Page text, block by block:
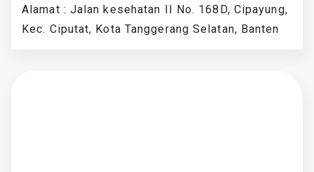
Alamat : Jalan kesehatan II No. 168D, Cipayung,
Kec. Ciputat, Kota Tanggerang Selatan, Banten